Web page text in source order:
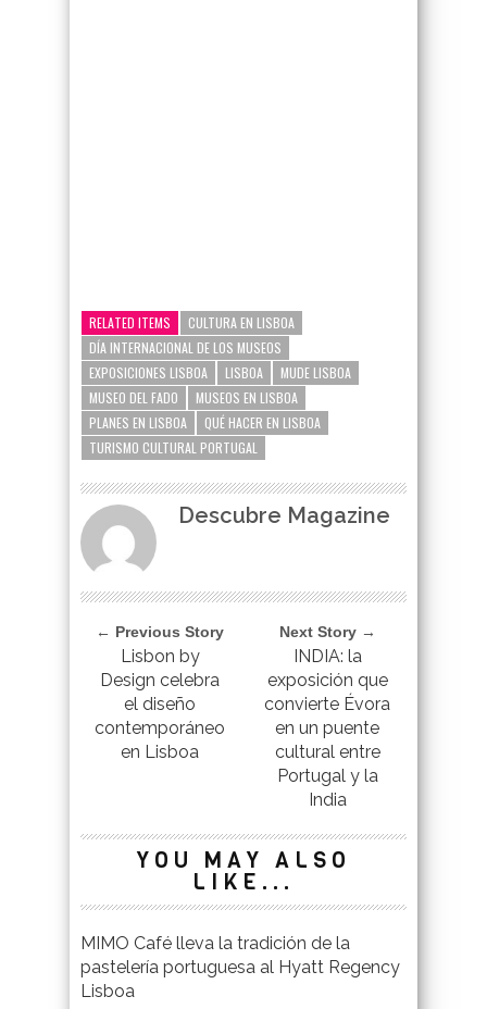
RELATED ITEMS
CULTURA EN LISBOA
DÍA INTERNACIONAL DE LOS MUSEOS
EXPOSICIONES LISBOA
LISBOA
MUDE LISBOA
MUSEO DEL FADO
MUSEOS EN LISBOA
PLANES EN LISBOA
QUÉ HACER EN LISBOA
TURISMO CULTURAL PORTUGAL
Descubre Magazine
← Previous Story
Lisbon by
Design celebra
el diseño
contemporáneo
en Lisboa
Next Story →
INDIA: la
exposición que
convierte Évora
en un puente
cultural entre
Portugal y la
India
YOU MAY ALSO
LIKE...
MIMO Café lleva la tradición de la
pastelería portuguesa al Hyatt Regency
Lisboa